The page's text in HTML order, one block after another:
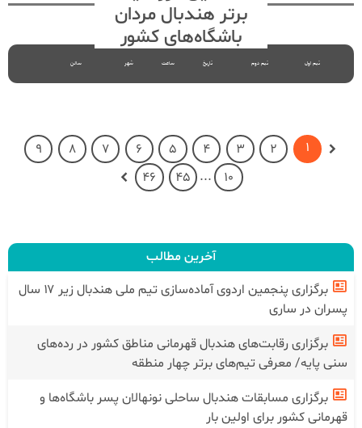
برتر هندبال مردان
باشگاه‌های کشور
تیم اول تیم دوم تاریخ ساعت شهر سالن
1
2
3
4
5
6
7
8
9
10
...
45
46
آخرین مطالب
برگزاری پنجمین اردوی آماده‌سازی تیم ملی هندبال زیر ۱۷ سال
پسران در ساری
برگزاری رقابت‌های هندبال قهرمانی مناطق کشور در رده‌های
سنی پایه/ معرفی تیم‌های برتر چهار منطقه
برگزاری مسابقات هندبال ساحلی نونهالان پسر باشگاه‌ها و
قهرمانی کشور برای اولین بار